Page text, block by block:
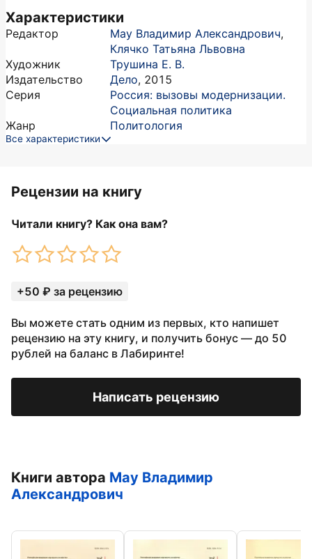
Характеристики
Редактор Мау Владимир Александрович,
Клячко Татьяна Львовна
Художник
Трушина Е. В.
Издательство
Дело, 2015
Серия
Россия: вызовы модернизации.
Социальная политика
Жанр
Политология
Все характеристики
Рецензии на книгу
Читали книгу? Как она вам?
+50 ₽ за рецензию
Вы можете стать одним из первых, кто напишет
рецензию на эту книгу, и получить бонус — до 50
рублей на баланс в Лабиринте!
Написать рецензию
Книги автора Мау Владимир
Александрович